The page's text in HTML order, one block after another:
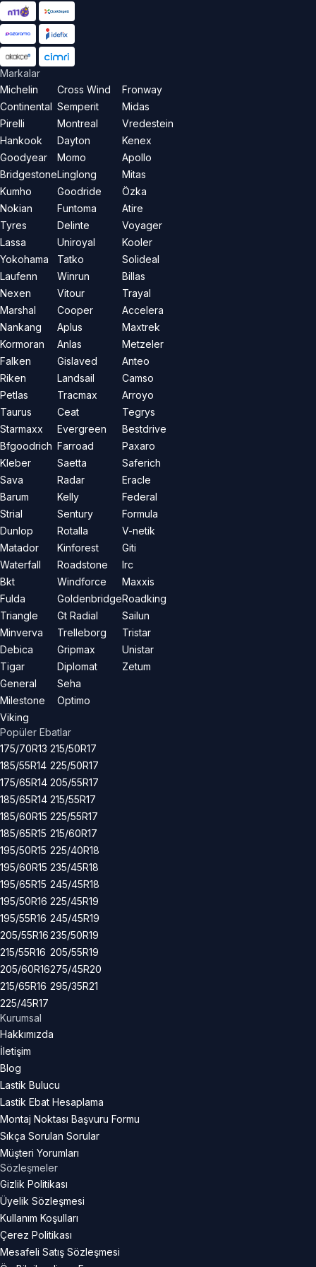
Markalar
Michelin
Continental
Pirelli
Hankook
Goodyear
Bridgestone
Kumho
Nokian
Tyres
Lassa
Yokohama
Laufenn
Nexen
Marshal
Nankang
Kormoran
Falken
Riken
Petlas
Taurus
Starmaxx
Bfgoodrich
Kleber
Sava
Barum
Strial
Dunlop
Matador
Waterfall
Bkt
Fulda
Triangle
Minverva
Debica
Tigar
General
Milestone
Viking
Cross Wind
Semperit
Montreal
Dayton
Momo
Linglong
Goodride
Funtoma
Delinte
Uniroyal
Tatko
Winrun
Vitour
Cooper
Aplus
Anlas
Gislaved
Landsail
Tracmax
Ceat
Evergreen
Farroad
Saetta
Radar
Kelly
Sentury
Rotalla
Kinforest
Roadstone
Windforce
Goldenbridge
Gt Radial
Trelleborg
Gripmax
Diplomat
Seha
Optimo
Fronway
Midas
Vredestein
Kenex
Apollo
Mitas
Özka
Atire
Voyager
Kooler
Solideal
Billas
Trayal
Accelera
Maxtrek
Metzeler
Anteo
Camso
Arroyo
Tegrys
Bestdrive
Paxaro
Saferich
Eracle
Federal
Formula
V-netik
Giti
Irc
Maxxis
Roadking
Sailun
Tristar
Unistar
Zetum
Popüler Ebatlar
175/70R13
185/55R14
175/65R14
185/65R14
185/60R15
185/65R15
195/50R15
195/60R15
195/65R15
195/50R16
195/55R16
205/55R16
215/55R16
205/60R16
215/65R16
225/45R17
215/50R17
225/50R17
205/55R17
215/55R17
225/55R17
215/60R17
225/40R18
235/45R18
245/45R18
225/45R19
245/45R19
235/50R19
205/55R19
275/45R20
295/35R21
Kurumsal
Hakkımızda
İletişim
Blog
Lastik Bulucu
Lastik Ebat Hesaplama
Montaj Noktası Başvuru Formu
Sıkça Sorulan Sorular
Müşteri Yorumları
Sözleşmeler
Gizlik Politikası
Üyelik Sözleşmesi
Kullanım Koşulları
Çerez Politikası
Mesafeli Satış Sözleşmesi